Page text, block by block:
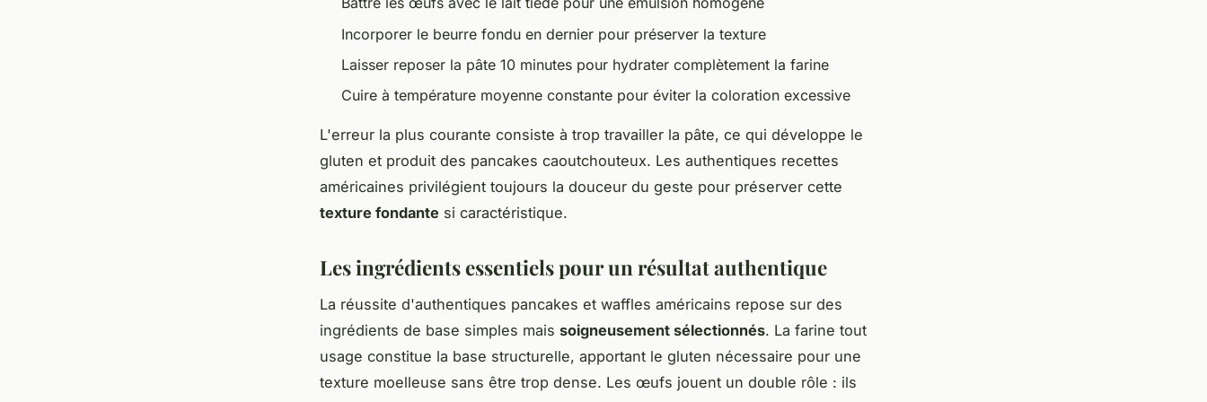
Incorporer le beurre fondu en dernier pour préserver la texture
Laisser reposer la pâte 10 minutes pour hydrater complètement la farine
Cuire à température moyenne constante pour éviter la coloration excessive
L'erreur la plus courante consiste à trop travailler la pâte, ce qui développe le
gluten et produit des pancakes caoutchouteux. Les authentiques recettes
américaines privilégient toujours la douceur du geste pour préserver cette
texture fondante si caractéristique.
Les ingrédients essentiels pour un résultat authentique
La réussite d'authentiques pancakes et waffles américains repose sur des
ingrédients de base simples mais soigneusement sélectionnés. La farine tout
usage constitue la base structurelle, apportant le gluten nécessaire pour une
texture moelleuse sans être trop dense. Les œufs jouent un double rôle : ils